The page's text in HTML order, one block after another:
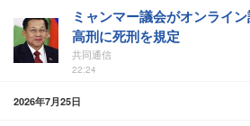
ミャンマー議会がオンライ
高刑に死刑を規定
共同通信
22:24
2026年7月25日